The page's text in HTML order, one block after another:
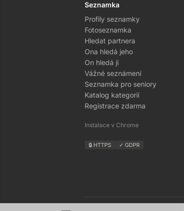
Seznamka
Profily seznamky
Fotoseznamka
Hledat partnera
Ona hledá jeho
On hledá ji
Vážné seznámení
Seznamka pro seniory
Katalog kategorií
Registrace zdarma
Instalace v Chrome
🔒 HTTPS ✓ GDPR